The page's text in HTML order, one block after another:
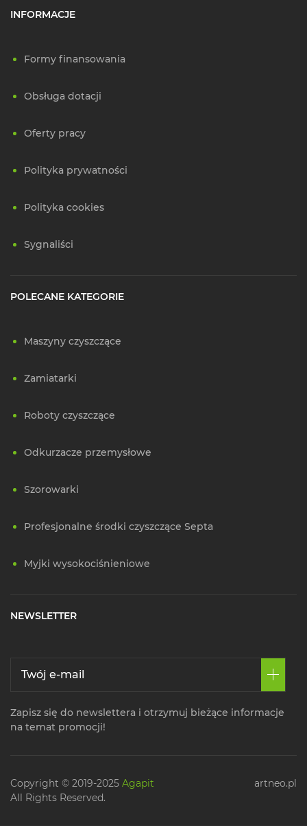
INFORMACJE
Formy finansowania
Obsługa dotacji
Oferty pracy
Polityka prywatności
Polityka cookies
Sygnaliści
POLECANE KATEGORIE
Maszyny czyszczące
Zamiatarki
Roboty czyszczące
Odkurzacze przemysłowe
Szorowarki
Profesjonalne środki czyszczące Septa
Myjki wysokociśnieniowe
NEWSLETTER
Zapisz się do newslettera i otrzymuj bieżące informacje
na temat promocji!
Copyright © 2019-2025 Agapit
All Rights Reserved.
artneo.pl